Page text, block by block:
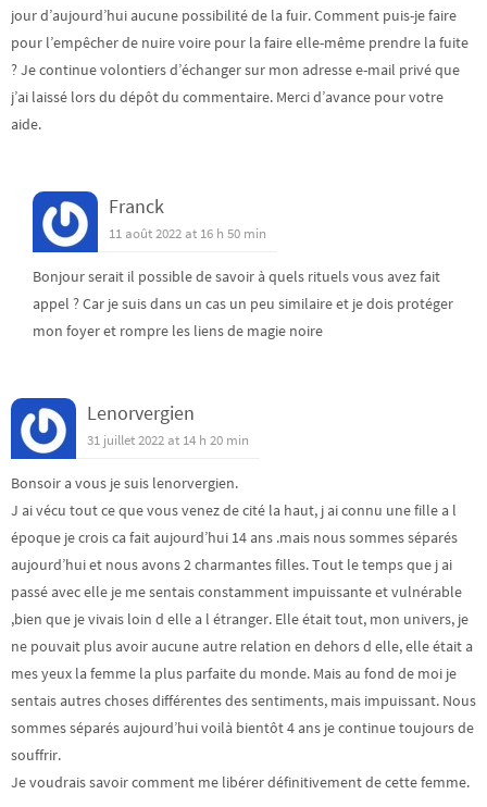
jour d’aujourd’hui aucune possibilité de la fuir. Comment puis-je faire
pour l’empêcher de nuire voire pour la faire elle-même prendre la fuite
? Je continue volontiers d’échanger sur mon adresse e-mail privé que
j’ai laissé lors du dépôt du commentaire. Merci d’avance pour votre
aide.
Franck
11 août 2022 at 16 h 50 min
Bonjour serait il possible de savoir à quels rituels vous avez fait
appel ? Car je suis dans un cas un peu similaire et je dois protéger
mon foyer et rompre les liens de magie noire
Lenorvergien
31 juillet 2022 at 14 h 20 min
Bonsoir a vous je suis lenorvergien.
J ai vécu tout ce que vous venez de cité la haut, j ai connu une fille a l
époque je crois ca fait aujourd’hui 14 ans .mais nous sommes séparés
aujourd’hui et nous avons 2 charmantes filles. Tout le temps que j ai
passé avec elle je me sentais constamment impuissante et vulnérable
,bien que je vivais loin d elle a l étranger. Elle était tout, mon univers, je
ne pouvait plus avoir aucune autre relation en dehors d elle, elle était a
mes yeux la femme la plus parfaite du monde. Mais au fond de moi je
sentais autres choses différentes des sentiments, mais impuissant. Nous
sommes séparés aujourd’hui voilà bientôt 4 ans je continue toujours de
souffrir.
Je voudrais savoir comment me libérer définitivement de cette femme.